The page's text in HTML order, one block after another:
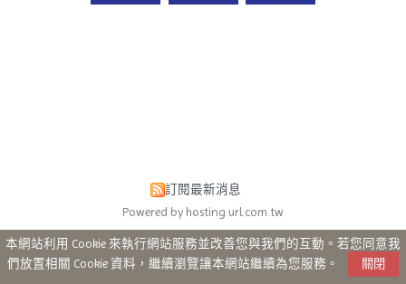
訂閱最新消息
Powered by hosting.url.com.tw
本網站利用 Cookie 來執行網站服務並改善您與我們的互動。若您同意我
們放置相關 Cookie 資料，繼續瀏覽讓本網站繼續為您服務。